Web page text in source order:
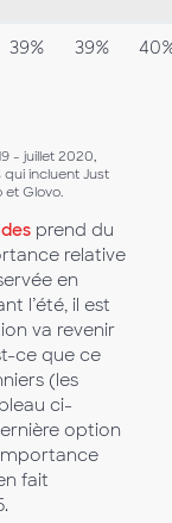
39% 39%
- juillet 2020,
qui incluent Just
et Glovo.
prend du
relative
en
l’été, il est
va revenir
ce que ce
(les
ci-
option
fait